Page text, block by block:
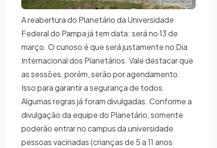
A reabertura do Planetário da Universidade
Federal do Pampa já tem data: será no 13 de
março. O curioso é que será justamente no Dia
Internacional dos Planetários. Vale destacar que
as sessões, porém, serão por agendamento.
Isso para garantir a segurança de todos.
Algumas regras já foram divulgadas. Conforme a
divulgação da equipe do Planetário, somente
poderão entrar no campus da universidade
pessoas vacinadas (crianças de 5 a 11 anos